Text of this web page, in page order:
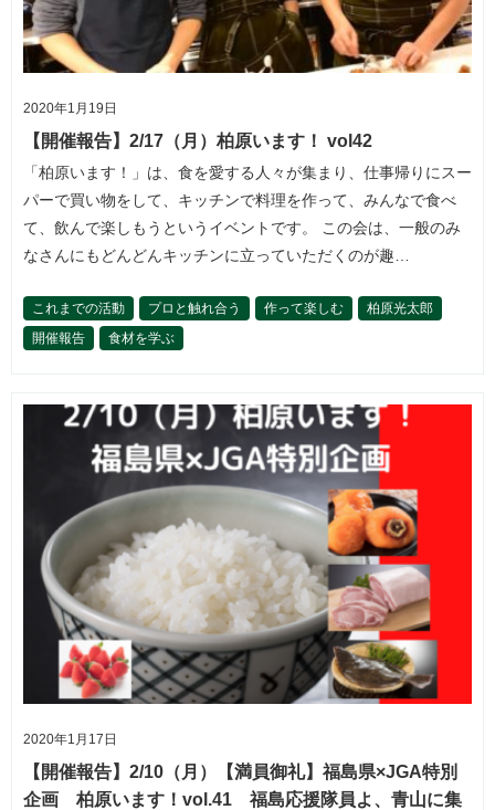
2020年1月19日
【開催報告】2/17（月）柏原います！ vol42
「柏原います！」は、食を愛する人々が集まり、仕事帰りにスー
パーで買い物をして、キッチンで料理を作って、みんなで食べ
て、飲んで楽しもうというイベントです。 この会は、一般のみ
なさんにもどんどんキッチンに立っていただくのが趣…
これまでの活動 プロと触れ合う 作って楽しむ
柏原光太郎
開催報告
食材を学ぶ
2020年1月17日
【開催報告】2/10（月）【満員御礼】福島県×JGA特別
企画 柏原います！vol.41 福島応援隊員よ、青山に集